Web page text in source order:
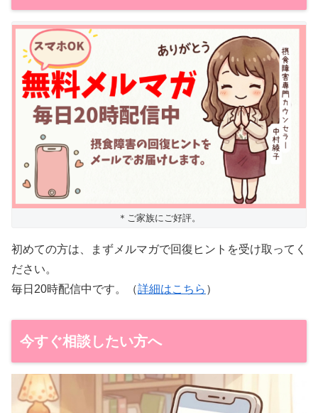
＊ご家族にご好評。
初めての方は、まずメルマガで回復ヒントを受け取ってく
ださい。
毎日20時配信中です。（詳細はこちら ）
今すぐ相談したい方へ